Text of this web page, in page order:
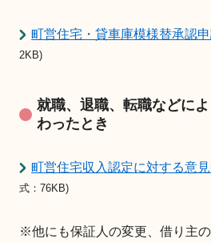
町営住宅・貸車庫模様替承認
2KB)
就職、退職、転職などに
わったとき
町営住宅収入認定に対する意
式：76KB)
※他にも保証人の変更、借り主